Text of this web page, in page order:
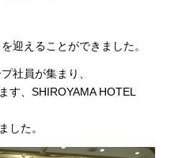
迎えることができました。
社員が集まり、
す、SHIROYAMA HOTEL
した。